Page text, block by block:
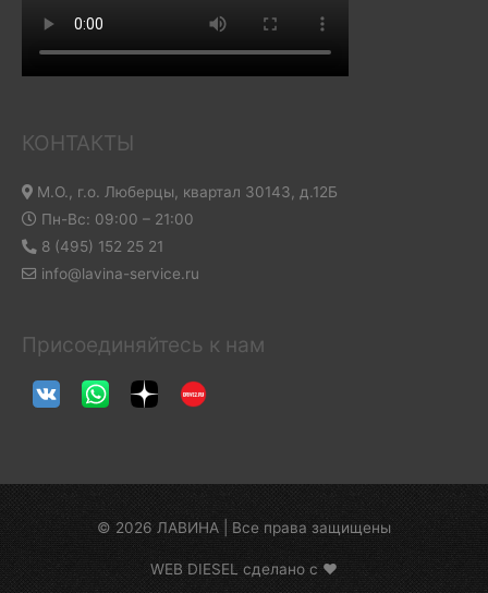
КОНТАКТЫ
М.О., г.о. Люберцы, квартал 30143, д.12Б
Пн-Вс: 09:00 – 21:00
8 (495) 152 25 21
info@lavina-service.ru
Присоединяйтесь к нам
© 2026 ЛАВИНА | Все права защищены
WEB DIESEL сделано с ❤